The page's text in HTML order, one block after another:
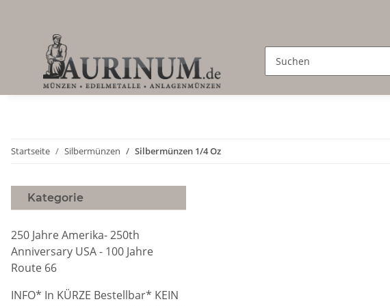
Startseite Silbermünzen Silbermünzen 1/4 Oz
Kategorie
250 Jahre Amerika- 250th
Anniversary USA - 100 Jahre
Route 66
INFO* In KÜRZE Bestellbar* KEIN